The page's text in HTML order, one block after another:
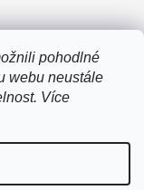
pohodlné
webu neustále
Více